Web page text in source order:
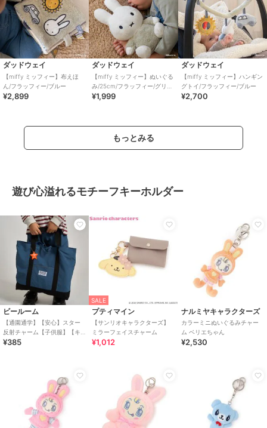
ダッドウェイ
【miffy ミッフィー】布えほ
ん/フラッフィー/ブルー
¥2,899
ダッドウェイ
【miffy ミッフィー】ぬいぐる
み/25cm/フラッフィー/グリー
ン
¥1,999
ダッドウェイ
【miffy ミッフィー】ハンギン
グトイ/フラッフィー/ブルー
¥2,700
もっとみる
遊び心溢れるモチーフキーホルダー
ビールーム
【通園通学】【安心】スター
反射チャーム【子供服】【キ
ッズ】【男の子】【女の子】
¥385
SALE
プティマイン
【サンリオキャラクターズ】
ミラーフェイスチャーム
¥1,012
ナルミヤキャラクターズ
カラーミニぬいぐるみチャー
ム ベリエちゃん
¥2,530